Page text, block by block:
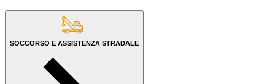
SOCCORSO E ASSISTENZA STRADALE